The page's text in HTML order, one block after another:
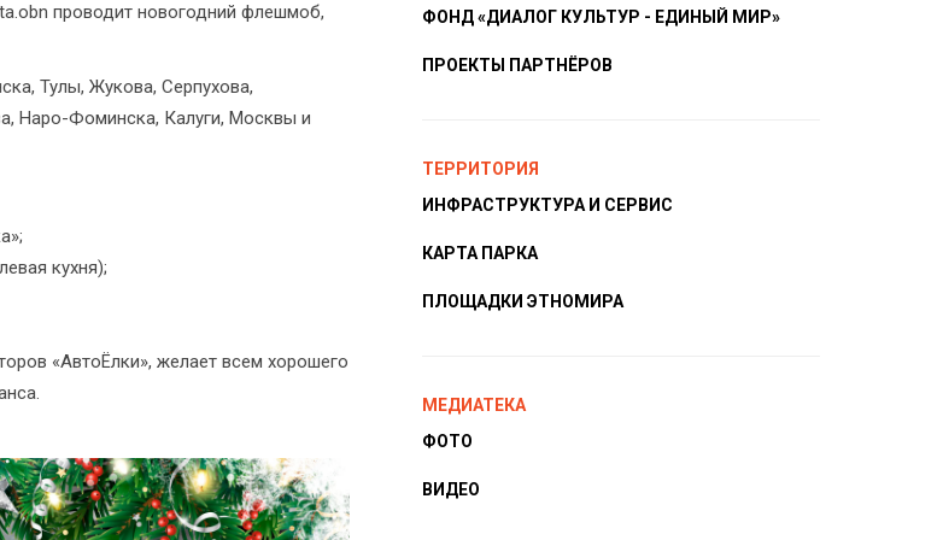
проводит новогодний флешмоб,
Тулы, Жукова, Серпухова,
Наро-Фоминска, Калуги, Москвы и
кухня);
«АвтоЁлки», желает всем хорошего
ФОНД «ДИАЛОГ КУЛЬТУР - ЕДИНЫЙ МИР»
ПРОЕКТЫ ПАРТНЁРОВ
ТЕРРИТОРИЯ
ИНФРАСТРУКТУРА И СЕРВИС
КАРТА ПАРКА
ПЛОЩАДКИ ЭТНОМИРА
МЕДИАТЕКА
ФОТО
ВИДЕО